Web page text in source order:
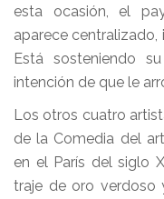
esta ocasión, el
aparece
Está sosteniendo
intención de que le
Los otros cuatro
de la Comedia del
en el París del siglo
traje de oro verdoso